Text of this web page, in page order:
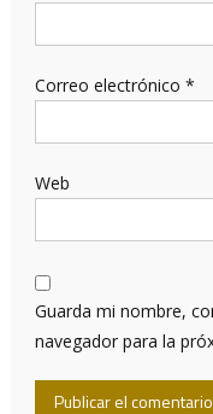
Correo electrónico *
Web
Guarda mi nombre,
navegador para la